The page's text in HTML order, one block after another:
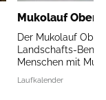
Mukolauf
Der Mukolauf
Landschafts-
Menschen mit
Laufkalender